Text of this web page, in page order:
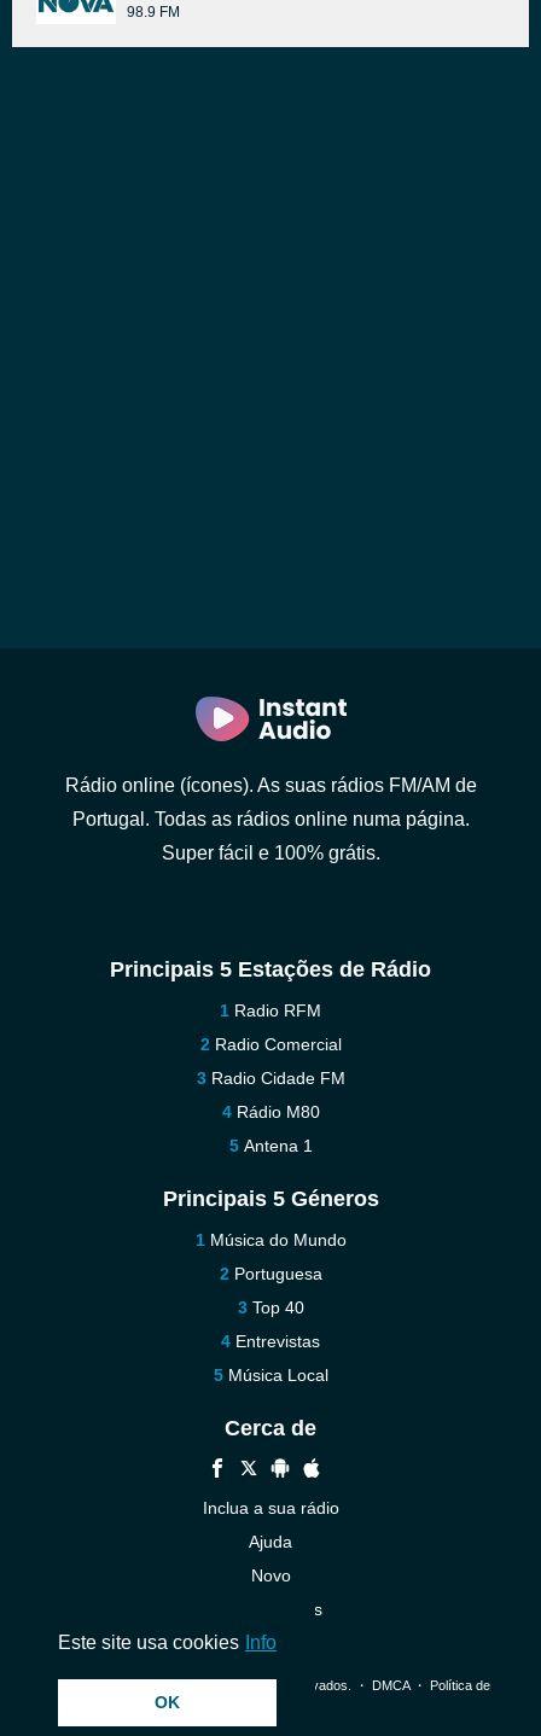
98.9 FM
Rádio online (ícones). As suas rádios FM/AM de
Portugal. Todas as rádios online numa página.
Super fácil e 100% grátis.
Principais 5 Estações de Rádio
Radio RFM
Radio Comercial
Radio Cidade FM
Rádio M80
Antena 1
Principais 5 Géneros
Música do Mundo
Portuguesa
Top 40
Entrevistas
Música Local
Cerca de
Inclua a sua rádio
Ajuda
Novo
Contacte-nos
© 2026 InstantAudio. Todos os direitos reservados. ・ DMCA・ Política de
Este site usa cookies Info
OK